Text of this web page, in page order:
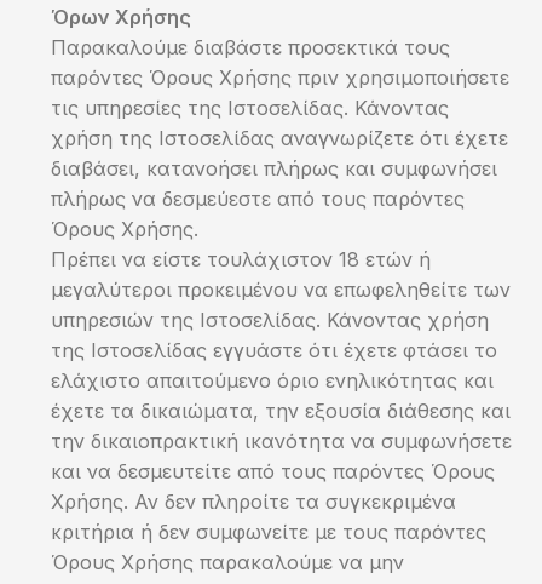
Όρων Χρήσης
Παρακαλούμε διαβάστε προσεκτικά τους
παρόντες Όρους Χρήσης πριν χρησιμοποιήσετε
τις υπηρεσίες της Ιστοσελίδας. Κάνοντας
χρήση της Ιστοσελίδας αναγνωρίζετε ότι έχετε
διαβάσει, κατανοήσει πλήρως και συμφωνήσει
πλήρως να δεσμεύεστε από τους παρόντες
Όρους Χρήσης.
Πρέπει να είστε τουλάχιστον 18 ετών ή
μεγαλύτεροι προκειμένου να επωφεληθείτε των
υπηρεσιών της Ιστοσελίδας. Κάνοντας χρήση
της Ιστοσελίδας εγγυάστε ότι έχετε φτάσει το
ελάχιστο απαιτούμενο όριο ενηλικότητας και
έχετε τα δικαιώματα, την εξουσία διάθεσης και
την δικαιοπρακτική ικανότητα να συμφωνήσετε
και να δεσμευτείτε από τους παρόντες Όρους
Χρήσης. Αν δεν πληροίτε τα συγκεκριμένα
κριτήρια ή δεν συμφωνείτε με τους παρόντες
Όρους Χρήσης παρακαλούμε να μην